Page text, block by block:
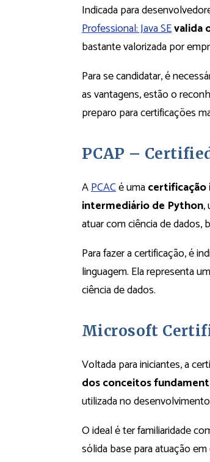
Indicada para
Professional: Java SEvalida
bastante valorizada por
Para se candidatar, é
as vantagens, estão o
preparo para certificações
PCAP –
APCACé umacertificação
intermediário de Python,
atuar com ciência de dados,
Para fazer a certificação, é
linguagem. Ela representa
ciência de dados.
Microsoft
Voltada para iniciantes, a
dos conceitos
utilizada no
O ideal é ter familiaridade
sólida base para atuação